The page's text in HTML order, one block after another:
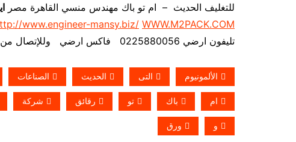
للتغليف الحديث – ام تو باك مهندس منسي القاهرة مصر
www.engineer-mansy.biz/ WWW.M2PACK.COM
تليفون ارضي 0225880056 فاكس ارضي
وللإتصال من خارج
الألمونيوم التى الحديث الصناعات
ام باك تو رقائق شركة
و ورق